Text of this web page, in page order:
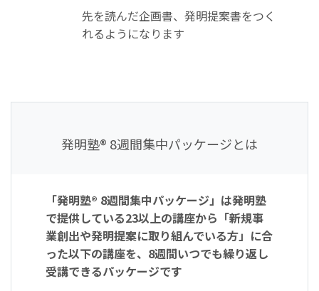
先を読んだ企画書、発明提案書をつく
れるようになります
発明塾® 8週間集中パッケージとは
「発明塾® 8週間集中パッケージ」は発明塾
で提供している23以上の講座から「新規事
業創出や発明提案に取り組んでいる方」に合
った以下の講座を、8週間いつでも繰り返し
受講できるパッケージです